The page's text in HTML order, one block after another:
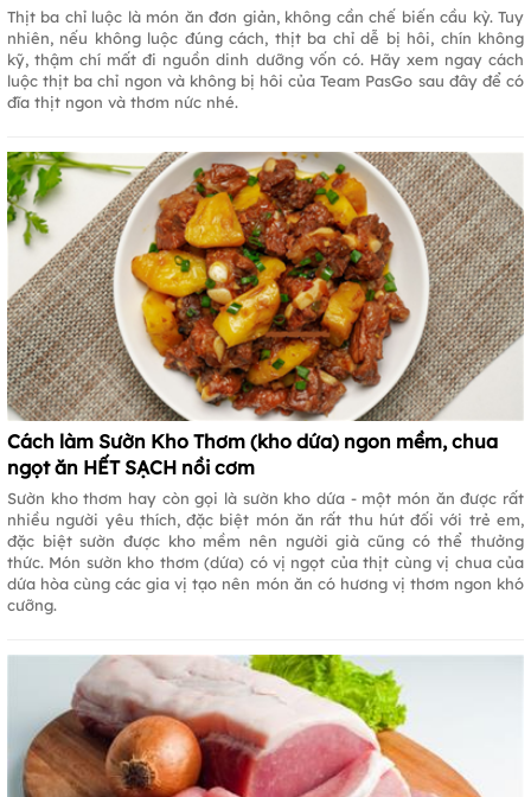
Thịt ba chỉ luộc là món ăn đơn giản, không cần chế biến cầu kỳ. Tuy
nhiên, nếu không luộc đúng cách, thịt ba chỉ dễ bị hôi, chín không
kỹ, thậm chí mất đi nguồn dinh dưỡng vốn có. Hãy xem ngay cách
luộc thịt ba chỉ ngon và không bị hôi của Team PasGo sau đây để có
đĩa thịt ngon và thơm nức nhé.
Cách làm Sườn Kho Thơm (kho dứa) ngon mềm, chua
ngọt ăn HẾT SẠCH nồi cơm
Sườn kho thơm hay còn gọi là sườn kho dứa - một món ăn được rất
nhiều người yêu thích, đặc biệt món ăn rất thu hút đối với trẻ em,
đặc biệt sườn được kho mềm nên người già cũng có thể thưởng
thức. Món sườn kho thơm (dứa) có vị ngọt của thịt cùng vị chua của
dứa hòa cùng các gia vị tạo nên món ăn có hương vị thơm ngon khó
cưỡng.